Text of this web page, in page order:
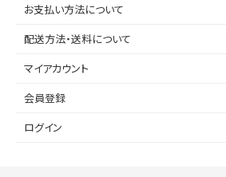
お支払い方法について
配送方法・送料について
マイアカウント
会員登録
ログイン